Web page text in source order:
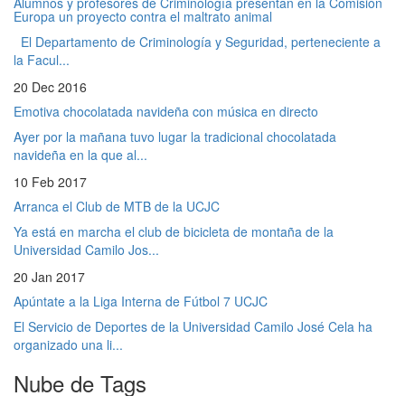
Europa un proyecto contra el maltrato animal
El Departamento de Criminología y Seguridad, perteneciente a
la Facul...
20 Dec 2016
Emotiva chocolatada navideña con música en directo
Ayer por la mañana tuvo lugar la tradicional chocolatada
navideña en la que al...
10 Feb 2017
Arranca el Club de MTB de la UCJC
Ya está en marcha el club de bicicleta de montaña de la
Universidad Camilo Jos...
20 Jan 2017
Apúntate a la Liga Interna de Fútbol 7 UCJC
El Servicio de Deportes de la Universidad Camilo José Cela ha
organizado una li...
Nube de Tags